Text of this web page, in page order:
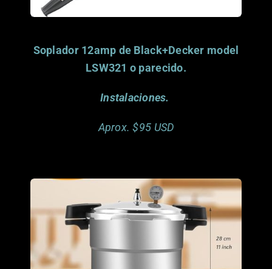
Soplador 12amp de Black+Decker model
LSW321 o parecido.
Instalaciones.
Aprox. $95 USD